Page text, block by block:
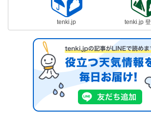
tenki.jp tenki.jp